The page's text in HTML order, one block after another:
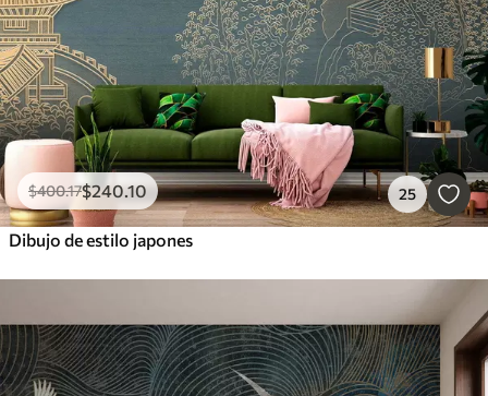
$400.17$240.10 25
Dibujo de estilo japones